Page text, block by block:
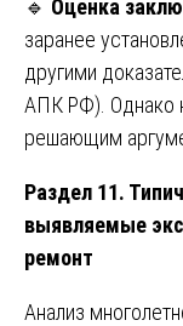
🔹 Оценка
заранее
другими
АПК РФ). Однако
решающим
Раздел 11.
выявляемые
ремонт
Анализ